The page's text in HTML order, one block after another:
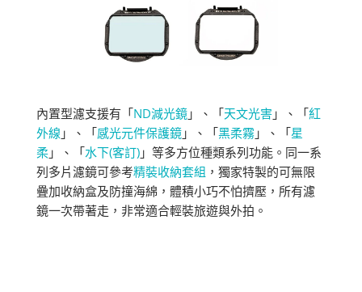
內置型濾支援有「ND減光鏡」、「天文光害」、「紅
外線 」、「感光元件保護鏡」、「黑柔霧」、「星
柔」、「水下(客訂)」等多方位種類系列功能。同一系
列多片濾鏡可參考精裝收納套組 ，獨家特製的可無限
疊加收納盒及防撞海綿，體積小巧不怕擠壓，所有濾
鏡一次帶著走，非常適合輕裝旅遊與外拍。